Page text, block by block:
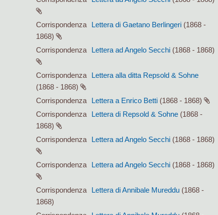
Corrispondenza Lettera di Gaetano Berlingeri (1868 -
1868)
Corrispondenza
Lettera ad Angelo Secchi (1868 - 1868)
Corrispondenza
Lettera alla ditta Repsold & Sohne
(1868 - 1868)
Corrispondenza
Lettera a Enrico Betti (1868 - 1868)
Corrispondenza
Lettera di Repsold & Sohne (1868 -
1868)
Corrispondenza
Lettera ad Angelo Secchi (1868 - 1868)
Corrispondenza Lettera ad Angelo Secchi (1868 - 1868)
Corrispondenza Lettera di Annibale Mureddu (1868 -
1868)